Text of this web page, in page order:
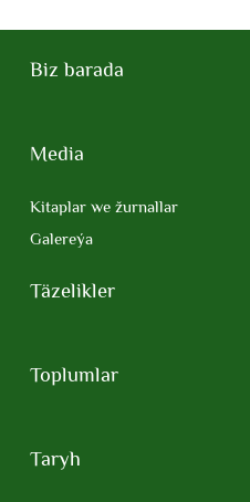
Biz barada
Media
Kitaplar we žurnallar
Galereýa
Täzelikler
Toplumlar
Taryh